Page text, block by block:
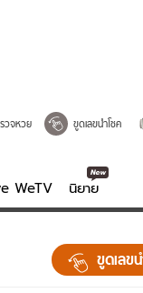
วจหวย ขูดเลขนำโชค
WeTV นิยาย
ขูดเลข